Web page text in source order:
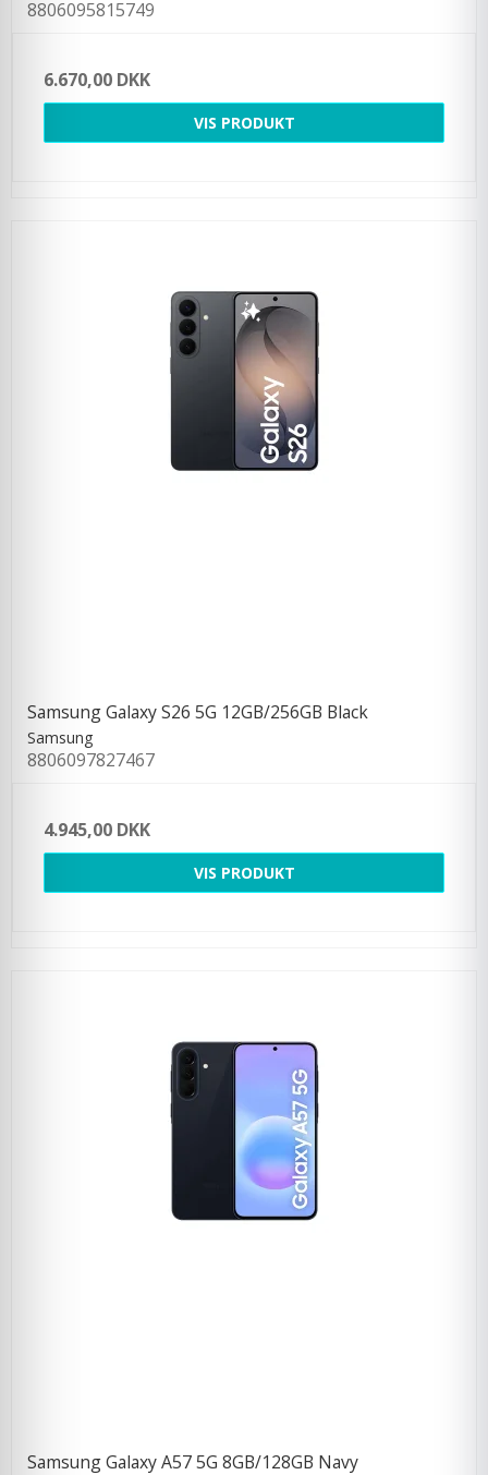
8806095815749
6.670,00 DKK
VIS PRODUKT
Samsung Galaxy S26 5G 12GB/256GB Black
Samsung
8806097827467
4.945,00 DKK
VIS PRODUKT
Samsung Galaxy A57 5G 8GB/128GB Navy